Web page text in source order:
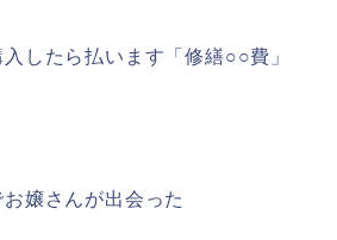
したら払います「修繕○○費」
嬢さんが出会った